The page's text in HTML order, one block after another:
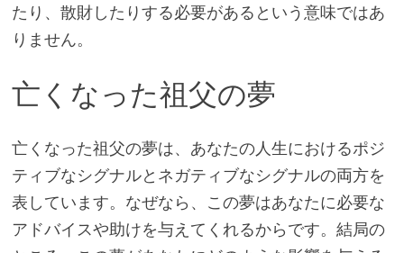
たり、散財したりする必要があるという意味ではあ
りません。
亡くなった祖父の夢
亡くなった祖父の夢は、あなたの人生におけるポジ
ティブなシグナルとネガティブなシグナルの両方を
表しています。なぜなら、この夢はあなたに必要な
アドバイスや助けを与えてくれるからです。結局の